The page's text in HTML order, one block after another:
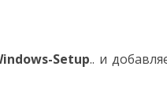
Setup.. и